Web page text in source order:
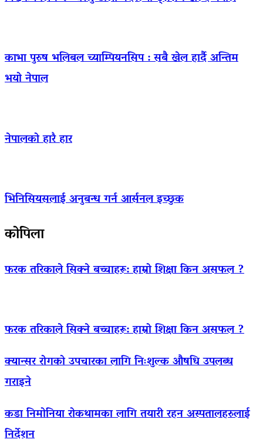
काभा पुरुष भलिबल च्याम्पियनसिप : सबै खेल हार्दै अन्तिम
भयो नेपाल
नेपालको हारै हार
भिनिसियसलाई अनुबन्ध गर्न आर्सनल इच्छुक
कोपिला
फरक तरिकाले सिक्ने बच्चाहरू: हाम्रो शिक्षा किन असफल ?
फरक तरिकाले सिक्ने बच्चाहरू: हाम्रो शिक्षा किन असफल ?
क्यान्सर रोगको उपचारका लागि निःशुल्क औषधि उपलब्ध
गराइने
कडा निमोनिया रोकथामका लागि तयारी रहन अस्पतालहरुलाई
निर्देशन